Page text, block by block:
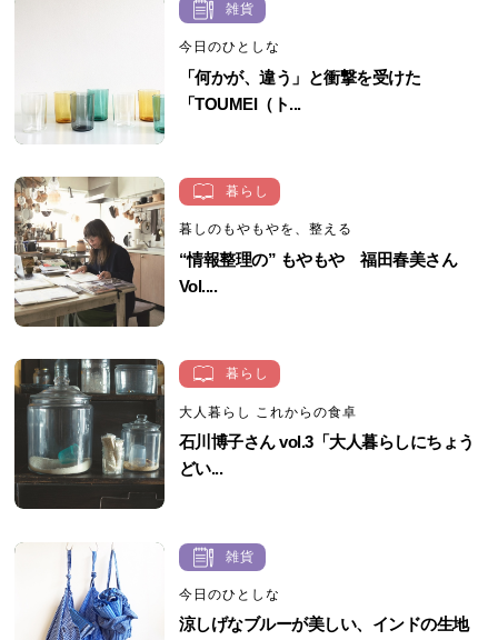
雑貨
今日のひとしな
「何かが、違う」と衝撃を受けた
「TOUMEI（ト...
暮らし
暮しのもやもやを、整える
“情報整理の” もやもや 福田春美さん
Vol....
暮らし
大人暮らし これからの食卓
石川博子さん vol.3「大人暮らしにちょう
どい...
雑貨
今日のひとしな
涼しげなブルーが美しい、インドの生地